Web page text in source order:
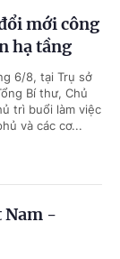
mới công
hạ tầng
6/8, tại Trụ sở
Bí thư, Chủ
trì buổi làm việc
và các cơ...
Nam -